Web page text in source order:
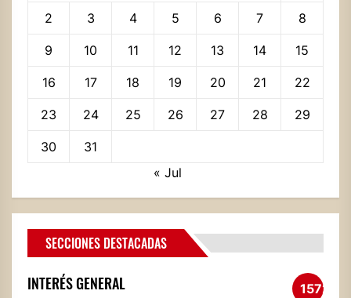
2 3 4 5 6 7 8
9 10 11 12 13 14 15
16 17 18 19 20 21 22
23 24 25 26 27 28 29
30
31
« Jul
SECCIONES DESTACADAS
INTERÉS GENERAL 1572